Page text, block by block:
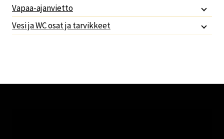
Vapaa-ajanvietto
Vesi ja WC osat ja tarvikkeet